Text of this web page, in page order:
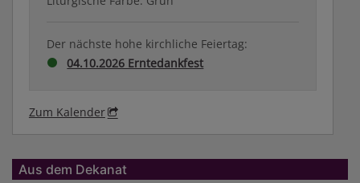
Der nächste hohe kirchliche Feiertag:
04.10.2026 Erntedankfest
Zum Kalender
Aus dem Dekanat